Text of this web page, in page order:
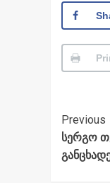
Post
Previous
სერგო